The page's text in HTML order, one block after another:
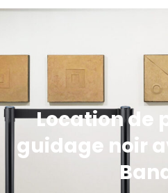
Location de
guidage noir